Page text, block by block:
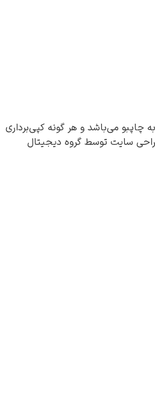
می‌باشد و هر گونه کپی‌برداری
توسطگروه دیجیتال